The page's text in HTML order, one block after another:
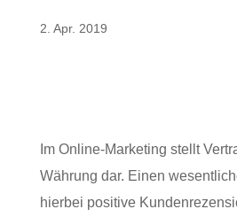
2. Apr. 2019
Im Online-Marketing stellt
Währung dar. Einen
hierbei positive